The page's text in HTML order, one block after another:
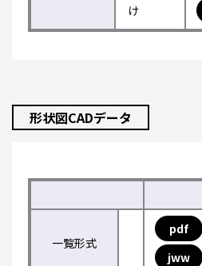
け
形状図CADデータ
一覧形式
pdf
jww